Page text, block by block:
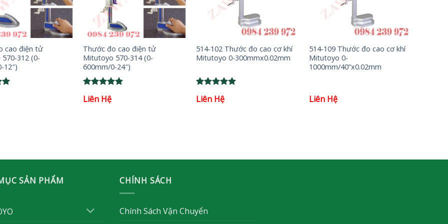
cao điện tử
312 (0-
12″)
Thước đo cao điện tử
Mitutoyo 570-314 (0-
600mm/0-24″)
out of 5
Liên Hệ
514-102 Thước đo cao cơ khí
Mitutoyo 0-300mmx0.02mm
out of 5
Liên Hệ
514-109 Thước đo cao cơ khí
Mitutoyo 0-
1000mm/40”x0.02mm
Liên Hệ
SẢN PHẨM CHÍNH SÁCH
Chính Sách Vận Chuyển